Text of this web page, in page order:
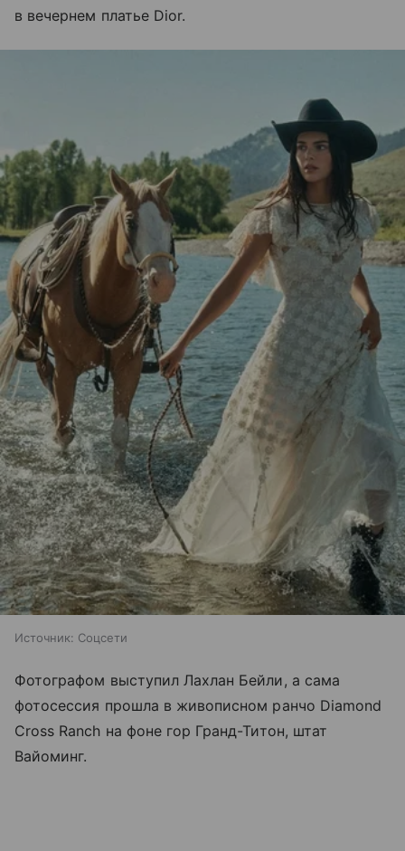
в вечернем платье Dior.
Источник: Соцсети
Фотографом выступил Лахлан Бейли, а сама
фотосессия прошла в живописном ранчо Diamond
Cross Ranch на фоне гор Гранд-Титон, штат
Вайоминг.